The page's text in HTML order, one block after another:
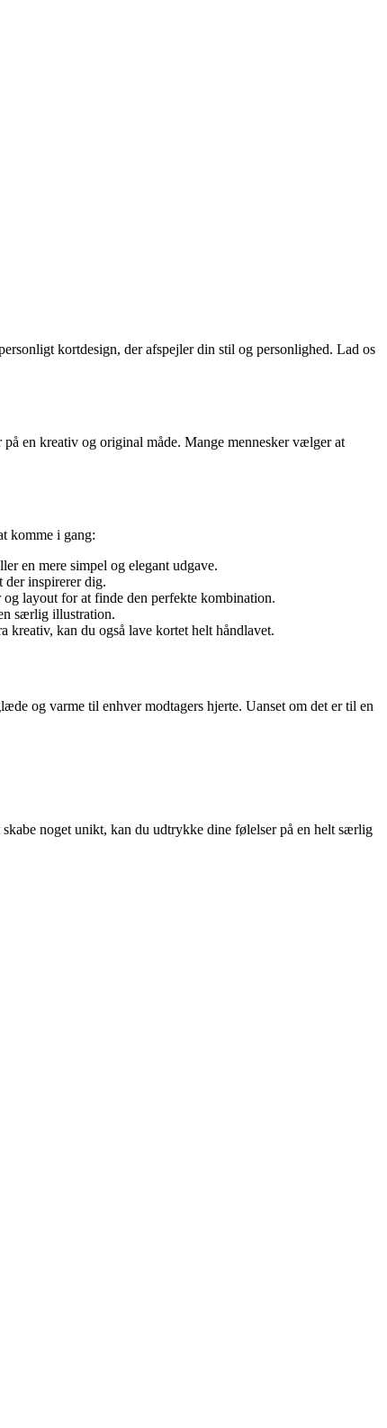
kortdesign, der afspejler din stil og personlighed. Lad os
en kreativ og original måde. Mange mennesker vælger at
komme i gang:
en mere simpel og elegant udgave.
inspirerer dig.
layout for at finde den perfekte kombination.
særlig illustration.
kan du også lave kortet helt håndlavet.
og varme til enhver modtagers hjerte. Uanset om det er til en
noget unikt, kan du udtrykke dine følelser på en helt særlig